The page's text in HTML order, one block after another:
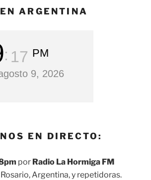
ARGENTINA
19 PM
9, 2026
EN DIRECTO:
por Radio La Hormiga FM
Argentina, y repetidoras.